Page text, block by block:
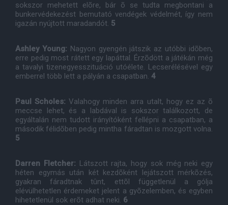
sokszor mehetett elõre, bár õ se tudta megbontani a
bunkervédekezést bemutató vendégek védelmét, így nem
igazán nyújtott maradandót. 5
Ashley Young: Nagyon gyengén játszik az utóbbi idõben,
erre pedig most rátett egy lapáttal. Érzõdött a játékán még
a tavalyi tizenegyesszituáció utóélete. Lecserélésével egy
emberrel több lett a pályán a csapatban. 4
Paul Scholes:Valahogy minden arra utalt, hogy ez az õ
meccse lehet, és a labdával is sokszor találkozott, de
egyáltalán nem tudott irányítóként fellépni a csapatban, a
második félidõben pedig mintha fáradtan is mozgott volna.
5
Darren Fletcher: Látszott rajta, hogy sok még neki egy
héten egymás után két kezdõként lejátszott mérkõzés,
gyakran fáradtnak tûnt, ettõl függetlenül a gólja
elévülhetetlen érdemeket jelent a gyõzelemben, és egyben
hihetetlenül sok erõt adhat neki. 6